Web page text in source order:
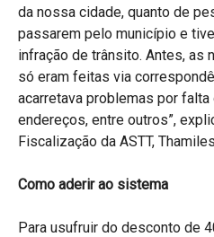
da nossa cidade, quanto de
passarem pelo município e
infração de trânsito. Antes, as
só eram feitas via
acarretava problemas por
endereços, entre outros”,
Fiscalização da ASTT,
Como aderir ao sistema
Para usufruir do desconto de